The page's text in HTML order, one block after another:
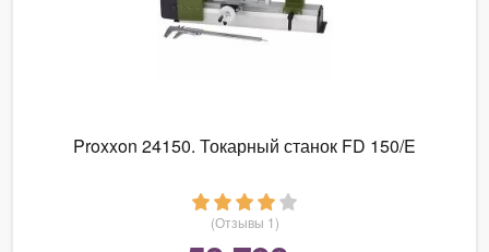
Proxxon 24150. Токарный станок FD 150/E
(Отзывы 1)